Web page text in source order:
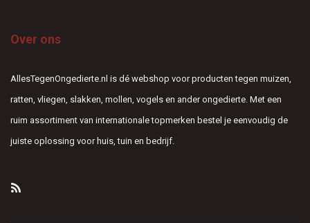
Over ons
AllesTegenOngedierte.nl is dé webshop voor producten tegen muizen,
ratten, vliegen, slakken, mollen, vogels en ander ongedierte. Met een
ruim assortiment van internationale topmerken bestel je eenvoudig de
juiste oplossing voor huis, tuin en bedrijf.